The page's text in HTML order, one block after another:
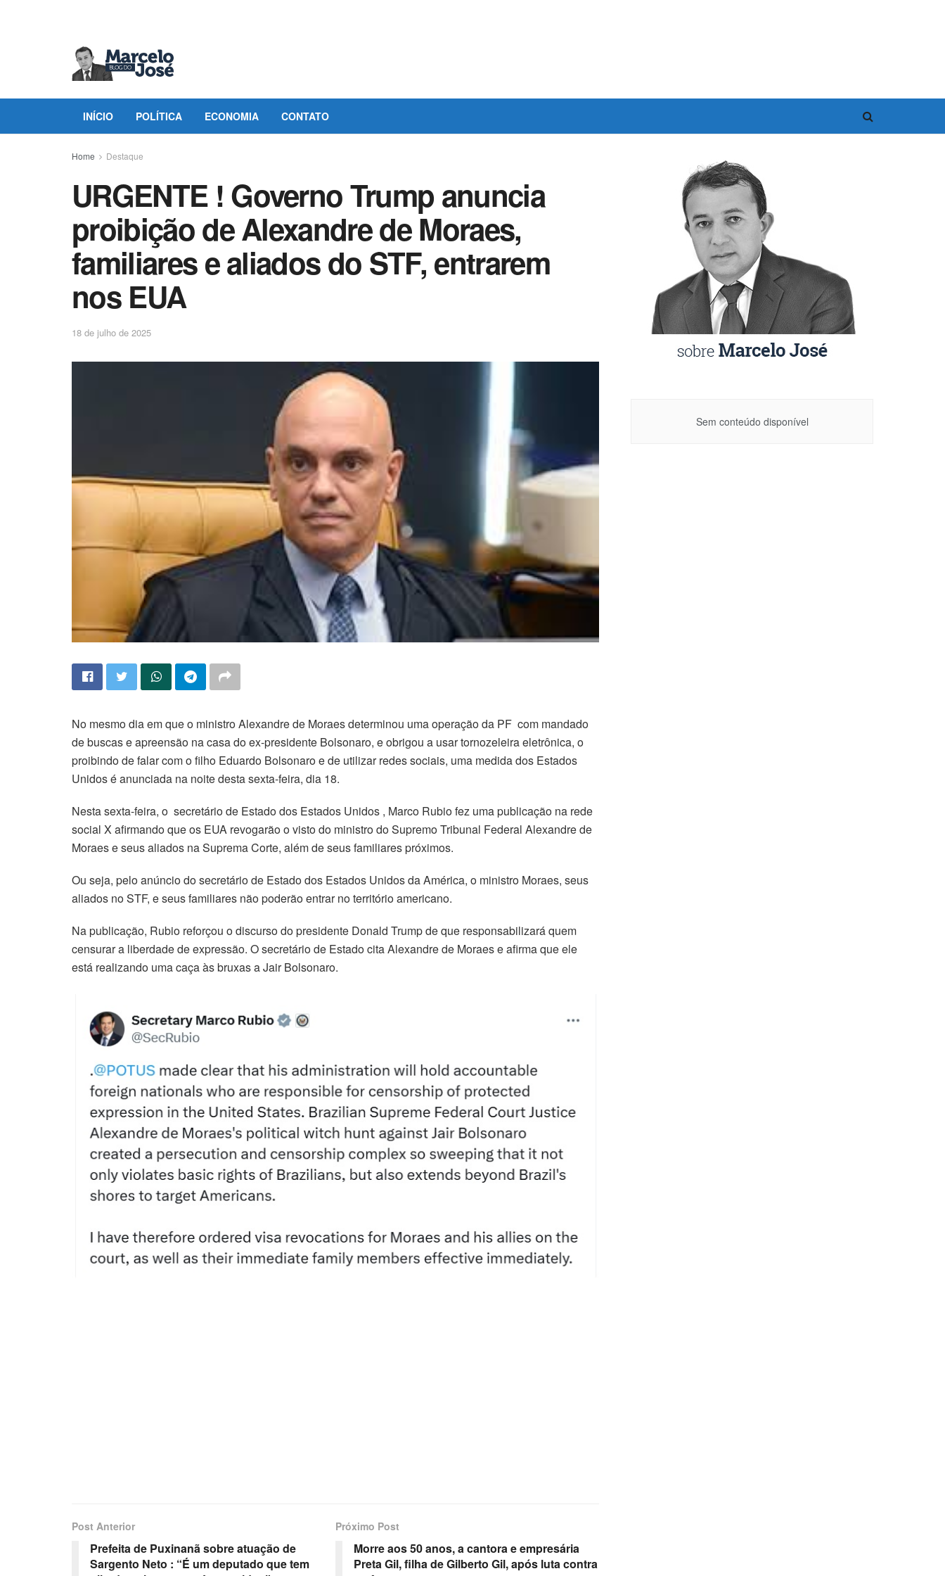
INÍCIO POLÍTICA ECONOMIA CONTATO
Home Destaque
URGENTE ! Governo Trump anuncia
proibição de Alexandre de Moraes,
familiares e aliados do STF, entrarem
nos EUA
18 de julho de 2025
No mesmo dia em que o ministro Alexandre de Moraes determinou uma operação da PF com mandado
de buscas e apreensão na casa do ex-presidente Bolsonaro, e obrigou a usar tornozeleira eletrônica, o
proibindo de falar com o filho Eduardo Bolsonaro e de utilizar redes sociais, uma medida dos Estados
Unidos é anunciada na noite desta sexta-feira, dia 18.
Nesta sexta-feira, o secretário de Estado dos Estados Unidos , Marco Rubio fez uma publicação na rede
social X afirmando que os EUA revogarão o visto do ministro do Supremo Tribunal Federal Alexandre de
Moraes e seus aliados na Suprema Corte, além de seus familiares próximos.
Ou seja, pelo anúncio do secretário de Estado dos Estados Unidos da América, o ministro Moraes, seus
aliados no STF, e seus familiares não poderão entrar no território americano.
Na publicação, Rubio reforçou o discurso do presidente Donald Trump de que responsabilizará quem
censurar a liberdade de expressão. O secretário de Estado cita Alexandre de Moraes e afirma que ele
está realizando uma caça às bruxas a Jair Bolsonaro.
Post Anterior
Prefeita de Puxinanã sobre atuação de
Sargento Neto : “É um deputado que tem
Próximo Post
Morre aos 50 anos, a cantora e empresária
Preta Gil, filha de Gilberto Gil, após luta contra
Sem conteúdo disponível